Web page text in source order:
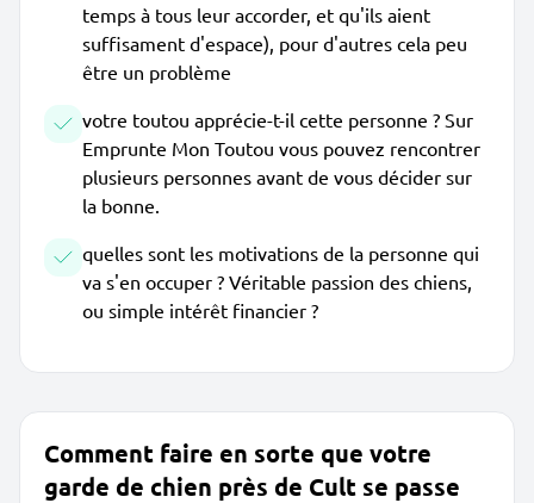
temps à tous leur accorder, et qu'ils aient
suffisament d'espace), pour d'autres cela peu
être un problème
votre toutou apprécie-t-il cette personne ? Sur
Emprunte Mon Toutou vous pouvez rencontrer
plusieurs personnes avant de vous décider sur
la bonne.
quelles sont les motivations de la personne qui
va s'en occuper ? Véritable passion des chiens,
ou simple intérêt financier ?
Comment faire en sorte que votre
garde de chien près de Cult se passe